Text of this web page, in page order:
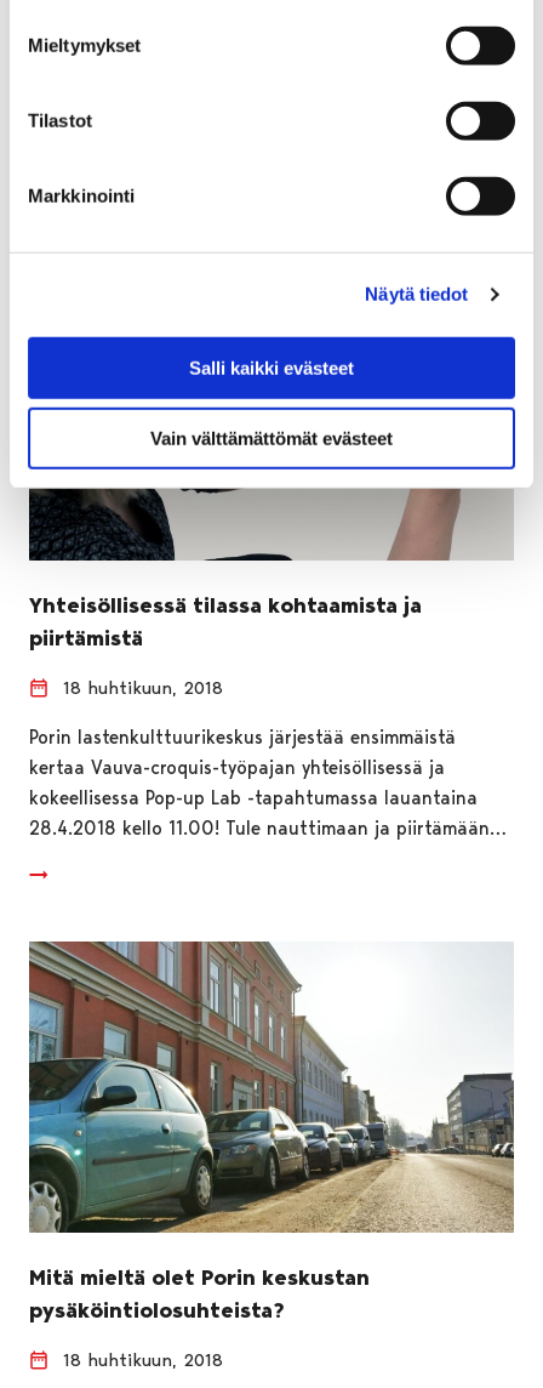
Mieltymykset
Tilastot
Markkinointi
Näytä tiedot
Salli kaikki evästeet
Vain välttämättömät evästeet
Satakunnan Varhaiskasvattajapäivä keräsi lauantaina
SAMKiin. Varhaiskasvatuksen päättäjille, ammattilaisille
Yhteisöllisessä tilassa kohtaamista ja
piirtämistä
18 huhtikuun, 2018
Porin lastenkulttuurikeskus järjestää ensimmäistä
kertaa Vauva-croquis-työpajan yhteisöllisessä ja
kokeellisessa Pop-up Lab -tapahtumassa lauantaina
28.4.2018 kello 11.00! Tule nauttimaan ja piirtämään…
Mitä mieltä olet Porin keskustan
pysäköintiolosuhteista?
18 huhtikuun, 2018